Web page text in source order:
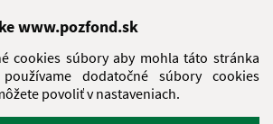
www.pozfond.sk
cookies súbory aby mohla táto stránka
dodatočné súbory cookies
povoliť v nastaveniach.